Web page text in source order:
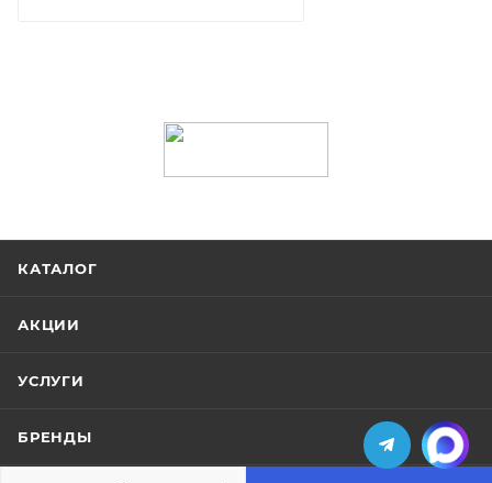
КАТАЛОГ
АКЦИИ
УСЛУГИ
БРЕНДЫ